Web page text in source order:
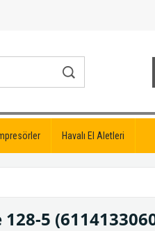
Havalı El Aletleri
5